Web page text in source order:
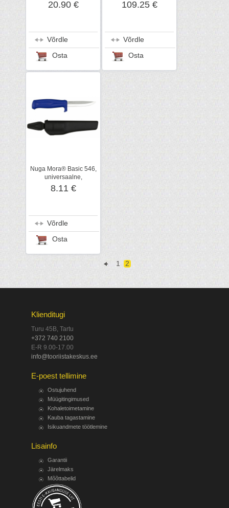
20.90 €
Võrdle
Osta
3CR13 roostevaba
109.25 €
Võrdle
Osta
Nuga Mora® Basic 546,
universaalne,
roostevaba tera
8.11 €
Võrdle
Osta
1 2
Klienditugi
Turu 45B, Tartu
+372 740 2100
E-R 9.00-17.00
info@tooriistakeskus.ee
E-poest tellimine
Ostujuhend
Müügitingimused
Kohaletoimetamine
Kauba tagastamine
Isikuandmete töötlemine
Lisainfo
Garantii
Järelmaks
Mõõttabelid